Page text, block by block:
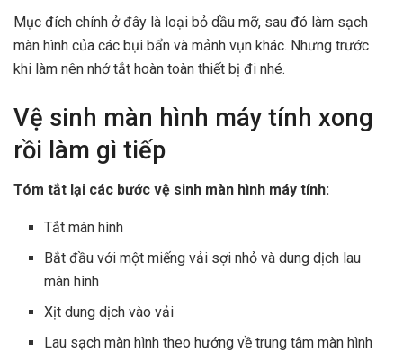
Mục đích chính ở đây là loại bỏ dầu mỡ, sau đó làm sạch
màn hình của các bụi bẩn và mảnh vụn khác. Nhưng trước
khi làm nên nhớ tắt hoàn toàn thiết bị đi nhé.
Vệ sinh màn hình máy tính xong
rồi làm gì tiếp
Tóm tắt lại các bước vệ sinh màn hình máy tính:
Tắt màn hình
Bắt đầu với một miếng vải sợi nhỏ và dung dịch lau
màn hình
Xịt dung dịch vào vải
Lau sạch màn hình theo hướng về trung tâm màn hình